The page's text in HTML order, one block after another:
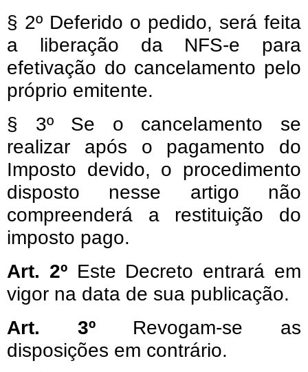
§ 2º Deferido o pedido, será feita
a liberação da NFS-e para
efetivação do cancelamento pelo
próprio emitente.
§ 3º Se o cancelamento se
realizar após o pagamento do
Imposto devido, o procedimento
disposto nesse artigo não
compreenderá a restituição do
imposto pago.
Art. 2ºEste Decreto entrará em
vigor na data de sua publicação.
Art. 3ºRevogam-se as
disposições em contrário.